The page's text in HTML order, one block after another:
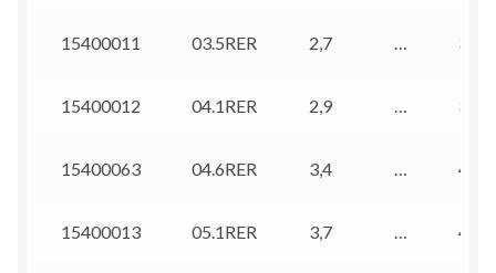
15400011 03.5RER 2,7 … 3,1
15400012 04.1RER 2,9 … 3,7
15400063 04.6RER 3,4 … 4,2
15400013 05.1RER 3,7 … 4,7